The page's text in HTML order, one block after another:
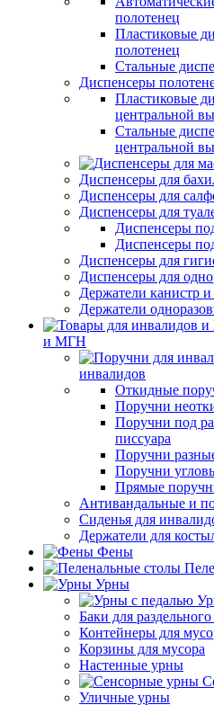
полотенец
Пластиковые
полотенец
Стальные
Диспенсеры
Пластиковые
центральной
Стальные
центральной
Диспенсеры для
Диспенсеры для
Диспенсеры для
Диспенсеры
Диспенсеры
Диспенсеры для
Диспенсеры для
Держатели канистр и
Держатели
и МГН
инвалидов
Откидные
Поручни
Поручни под
писсуара
Поручни
Поручни
Прямые
Антивандальные и
Сиденья для
Держатели для
Фены
Урны
Баки для
Контейнеры для
Корзины для мусора
Настенные урны
Уличные урны